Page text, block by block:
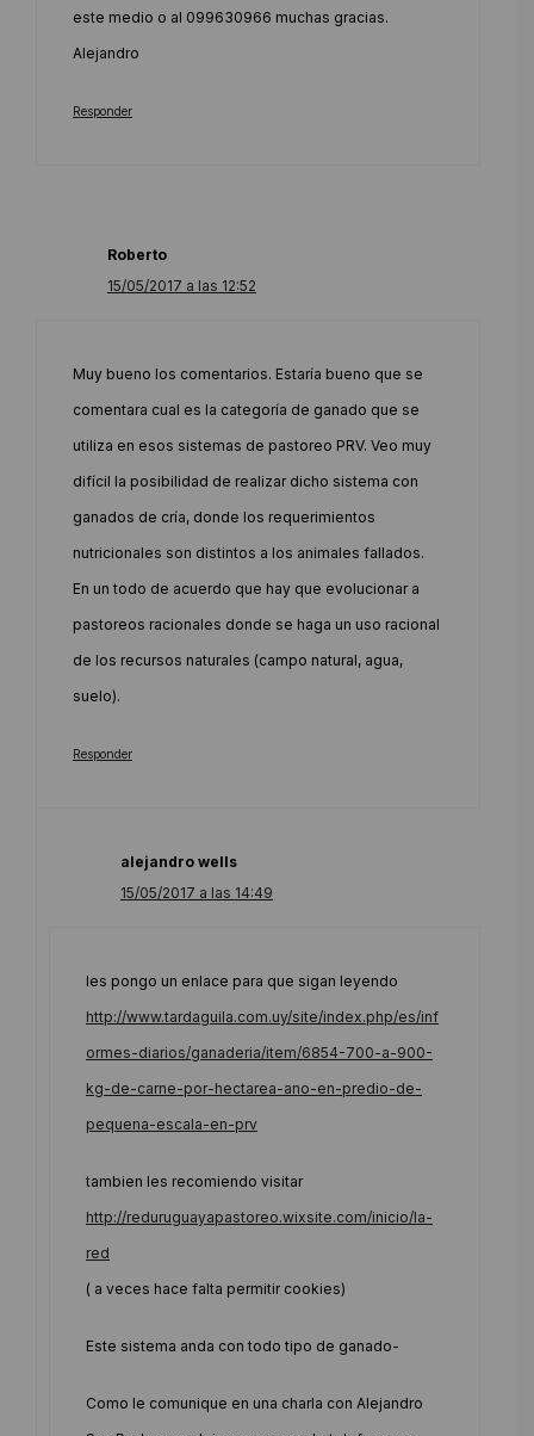
este medio o al 099630966 muchas gracias.
Alejandro
Responder
Roberto
15/05/2017 a las 12:52
Muy bueno los comentarios. Estaría bueno que se
comentara cual es la categoría de ganado que se
utiliza en esos sistemas de pastoreo PRV. Veo muy
difícil la posibilidad de realizar dicho sistema con
ganados de cría, donde los requerimientos
nutricionales son distintos a los animales fallados.
En un todo de acuerdo que hay que evolucionar a
pastoreos racionales donde se haga un uso racional
de los recursos naturales (campo natural, agua,
suelo).
Responder
alejandro wells
15/05/2017 a las 14:49
les pongo un enlace para que sigan leyendo
http://www.tardaguila.com.uy/site/index.php/es/inf
ormes-diarios/ganaderia/item/6854-700-a-900-
kg-de-carne-por-hectarea-ano-en-predio-de-
pequena-escala-en-prv
tambien les recomiendo visitar
http://reduruguayapastoreo.wixsite.com/inicio/la-
red
( a veces hace falta permitir cookies)
Este sistema anda con todo tipo de ganado-
Como le comunique en una charla con Alejandro